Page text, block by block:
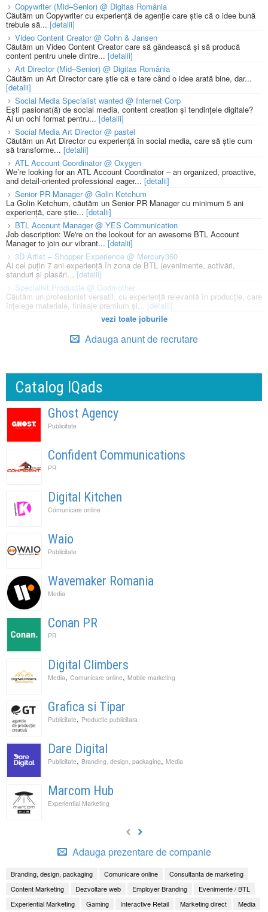
Copywriter (Mid–Senior) @ Digitas România
Căutăm un Copywriter cu experiență de agenție care știe că o idee bună
trebuie să... [detalii]
Video Content Creator @ Cohn & Jansen
Căutăm un Video Content Creator care să gândească și să producă
content pentru unele dintre... [detalii]
Art Director (Mid–Senior) @ Digitas România
Căutăm un Art Director care știe că e tare când o idee arată bine, dar...
[detalii]
Social Media Specialist wanted @ Internet Corp
Ești pasionat(ă) de social media, content creation și tendințele digitale?
Ai un ochi format pentru... [detalii]
Social Media Art Director @ pastel
Căutăm un Art Director cu experiență în social media, care să știe cum
să transforme... [detalii]
ATL Account Coordinator @ Oxygen
We’re looking for an ATL Account Coordinator – an organized, proactive,
and detail-oriented professional eager... [detalii]
Senior PR Manager @ Golin Ketchum
La Golin Ketchum, căutăm un Senior PR Manager cu minimum 5 ani
experiență, care știe... [detalii]
BTL Account Manager @ YES Communication
Job description: We're on the lookout for an awesome BTL Account
Manager to join our vibrant... [detalii]
3D Artist – Shopper Experience @ Mercury360
Ai cel puțin 7 ani experiență în zona de BTL (evenimente, activări,
standuri și plasări...[detalii]
Specialist Productie @ Godmother
Căutăm un profesionist versatil, cu experiență relevantă în producție, care
înțelege materiale, finisaje premium și... [detalii]
vezi toate joburile
Adauga anunt de recrutare
Catalog IQads
Ghost Agency
Publicitate
Confident Communications
PR
Digital Kitchen
Comunicare online
Waio
Publicitate
Wavemaker Romania
Media
Conan PR
PR
Digital Climbers
Media, Comunicare online, Mobile marketing
Grafica si Tipar
Publicitate, Productie publicitara
Dare Digital
Publicitate, Branding, design, packaging, Media
Marcom Hub
Experiential Marketing
Adauga prezentare de companie
Branding, design, packaging Comunicare online
Consultanta de marketing
Content Marketing
Dezvoltare web Employer Branding
Evenimente / BTL
Experiential Marketing
Gaming Interactive Retail Marketing direct Media